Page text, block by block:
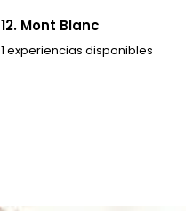
12. Mont Blanc
1 experiencias disponibles